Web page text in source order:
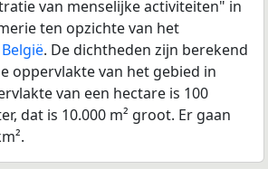
van menselijke activiteiten" in
ten opzichte van het
België. De dichtheden zijn berekend
oppervlakte van het gebied in
van een hectare is 100
dat is 10.000 m² groot. Er gaan